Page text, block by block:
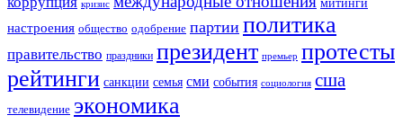
кризис
настроения общество одобрение партии политика
правительство праздники президент премьер протесты
рейтинги санкции семья сми события социология сша
телевидение экономика